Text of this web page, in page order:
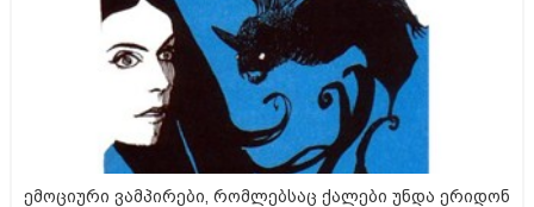
ემოციური ვამპირები, რომლებსაც ქალები უნდა ერიდონ